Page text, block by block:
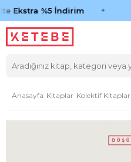
Ekstra %5 İndirim
Anasayfa Kitaplar Kolektif Kitaplar